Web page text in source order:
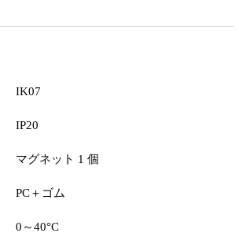
IK07
IP20
マグネット 1 個
PC＋ゴム
0～40°C